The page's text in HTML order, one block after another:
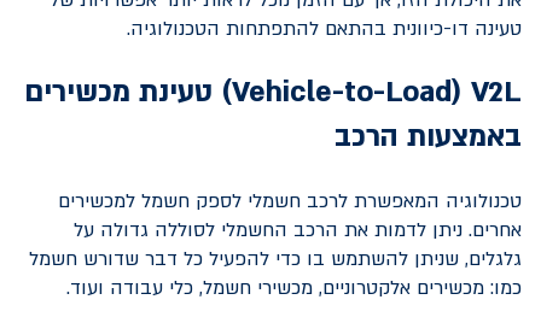
טעינה דו-כיוונית בהתאם להתפתחות הטכנולוגיה.
V2L
(
Vehicle-to-Load) טעינת מכשירים
באמצעות הרכב
טכנולוגיה המאפשרת לרכב חשמלי לספק חשמל למכשירים
אחרים. ניתן לדמות את הרכב החשמלי לסוללה גדולה על
גלגלים, שניתן להשתמש בו כדי להפעיל כל דבר שדורש חשמל
כמו: מכשירים אלקטרוניים, מכשירי חשמל, כלי עבודה ועוד.